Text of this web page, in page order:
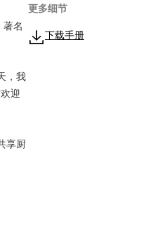
名
，我
迎
享厨
更多细节
下载手册